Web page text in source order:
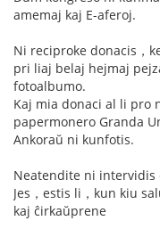
amemaj kaj E-aferoj.
Ni reciproke donacis，
pri liaj belaj hejmaj
fotoalbumo.
Kaj mia donaci al li pro
papermonero Granda
Ankoraŭ ni kunfotis.
Neatendite ni intervidis
Jes，estis li，kun kiu
kaj ĉirkaŭprene